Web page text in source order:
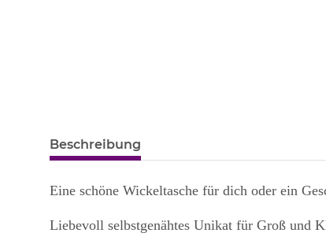
Beschreibung
Eine schöne Wickeltasche für dich oder ein
Liebevoll selbstgenähtes Unikat für Groß und